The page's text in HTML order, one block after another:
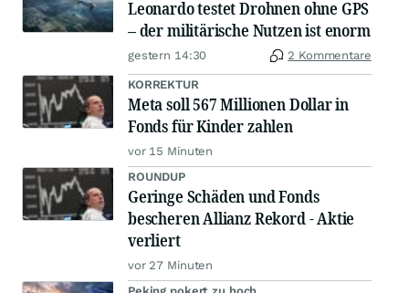
Leonardo testet Drohnen ohne GPS
– der militärische Nutzen ist enorm
gestern 14:30 2 Kommentare
KORREKTUR
Meta soll 567 Millionen Dollar in
Fonds für Kinder zahlen
vor 15 Minuten
ROUNDUP
Geringe Schäden und Fonds
bescheren Allianz Rekord - Aktie
verliert
vor 27 Minuten